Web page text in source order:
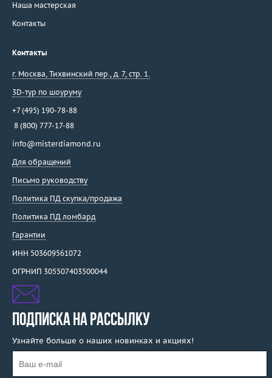
Наша мастерская
Контакты
Контакты
г. Москва, Тихвинский пер., д. 7, стр. 1.
3D-тур по шоуруму
+7 (495) 190-78-88
8 (800) 777-17-88
info@misterdiamond.ru
Для обращений
Письмо руководству
Политика ПД скупка/продажа
Политика ПД ломбард
Гарантии
ИНН 503609561072
ОГРНИП 305507403500044
ПОДПИСКА НА РАССЫЛКУ
Узнайте больше о наших новинках и акциях!